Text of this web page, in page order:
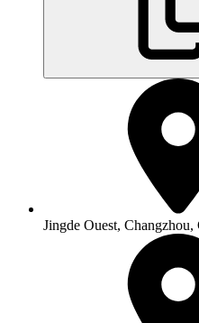
Jingde Ouest, Changzhou,